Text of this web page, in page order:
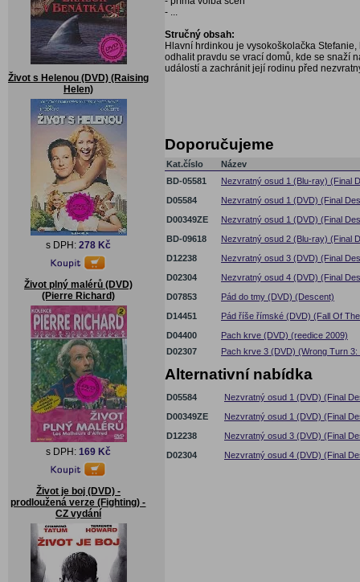
Život s Helenou (DVD) (Raising
Helen)
s DPH: 278 Kč
Život plný malérů (DVD)
(Pierre Richard)
s DPH: 169 Kč
Život je boj (DVD) -
prodloužená verze (Fighting) -
CZ vydání
- ...
Stručný obsah:
Hlavní hrdinkou je vysokoškolačka
odhalit pravdu se vrací domů, kde se snaží
událostí a zachránit její rodinu před
Doporučujeme
Kat.číslo
Název
BD-05581
Nezvratný osud 1 (Blu-ray) (Final
D05584
Nezvratný osud 1 (DVD) (Final
D00349ZE
Nezvratný osud 1 (DVD) (Final
BD-09618
Nezvratný osud 2 (Blu-ray) (Final
D12238
Nezvratný osud 3 (DVD) (Final
D02304
Nezvratný osud 4 (DVD) (Final
D07853
Pád do tmy (DVD) (Descent)
D14451
Pád říše římské (DVD) (Fall Of
D04400
Pach krve (DVD) (reedice 2009)
D02307
Pach krve 3 (DVD) (Wrong Turn
Alternativní nabídka
D05584
Nezvratný osud 1 (DVD) (Final
D00349ZE
Nezvratný osud 1 (DVD) (Final
D12238
Nezvratný osud 3 (DVD) (Final
D02304
Nezvratný osud 4 (DVD) (Final